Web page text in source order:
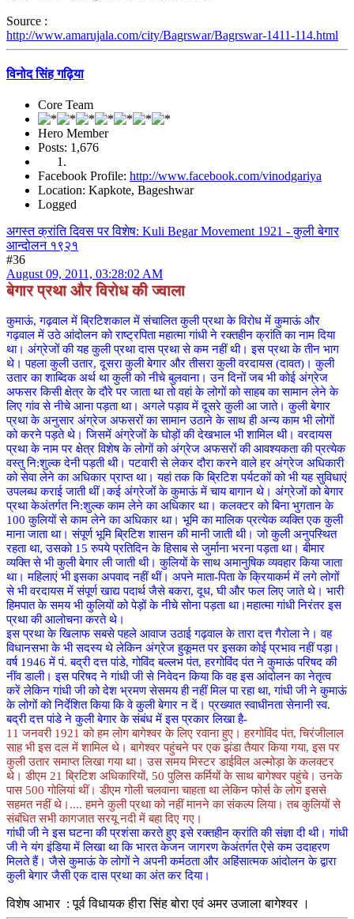
Source :
http://www.amarujala.com/city/Bagrswar/Bagrswar-1411-114.html
विनोद सिंह गढ़िया
Core Team
Hero Member
Posts: 1,676
Facebook Profile: http://www.facebook.com/vinodgariya
Location: Kapkote, Bageshwar
Logged
अगस्त क्रांति दिवस पर विशेष: Kuli Begar Movement 1921 - कुली बेगार
आन्दोलन १९२१
#36
August 09, 2011, 03:28:02 AM
बेगार प्रथा और विरोध की ज्वाला
कुमाऊं, गढ़वाल में ब्रिटिशकाल में संचालित कुली प्रथा के विरोध में कुमाऊं और
गढ़वाल में उठे आंदोलन को राष्ट्रपिता महात्मा गांधी ने रक्तहीन क्रांति का नाम दिया
था। अंग्रेजों की यह कुली प्रथा दास प्रथा से कम नहीं थी। इस प्रथा के तीन भाग
थे। पहला कुली उतार, दूसरा कुली बेगार और तीसरा कुली वरदायस (दावत)। कुली
उतार का शाब्दिक अर्थ था कुली को नीचे बुलवाना। उन दिनों जब भी कोई अंग्रेज
अफसर किसी क्षेत्र के दौरे पर जाता था तो वहां के लोगों को साहब का सामान लेने के
लिए गांव से नीचे आना पड़ता था। अगले पड़ाव में दूसरे कुली आ जाते। कुली बेगार
प्रथा के अनुसार अंग्रेज अफसरों का सामान उठाने के साथ ही अन्य काम भी लोगों
को करने पड़ते थे। जिसमें अंग्रेजों के घोड़ों की देखभाल भी शामिल थी। वरदायस
प्रथा के नाम पर क्षेत्र विशेष के लोगों को अंग्रेज अफसरों की आवश्यकता की प्रत्येक
वस्तु नि:शुल्क देनी पड़ती थी। पटवारी से लेकर दौरा करने वाले हर अंग्रेज अधिकारी
को सेवा लेने का अधिकार प्राप्त था। यहां तक कि ब्रिटिश पर्यटकों को भी यह सुविधाएं
उपलब्ध कराई जाती थीं।कई अंग्रेजों के कुमाऊं में चाय बागान थे। अंग्रेजों को बेगार
प्रथा केअंतर्गत नि:शुल्क काम लेने का अधिकार था। कलक्टर को बिना भुगतान के
100 कुलियों से काम लेने का अधिकार था। भूमि का मालिक प्रत्येक व्यक्ति एक कुली
माना जाता था। संपूर्ण भूमि ब्रिटिश शासन की मानी जाती थी। जो कुली अनुपस्थित
रहता था, उसको 15 रुपये प्रतिदिन के हिसाब से जुर्माना भरना पड़ता था। बीमार
व्यक्ति से भी कुली बेगार ली जाती थी। कुलियों के साथ अमानुषिक व्यवहार किया जाता
था। महिलाएं भी इसका अपवाद नहीं थीं। अपने माता-पिता के क्रियाकर्म में लगे लोगों
से भी वरदायस में संपूर्ण खाद्य पदार्थ जैसे बकरा, दूध, घी और फल लिए जाते थे। भारी
हिमपात के समय भी कुलियों को पेड़ों के नीचे सोना पड़ता था।महात्मा गांधी निरंतर इस
प्रथा की आलोचना करते थे।
इस प्रथा के खिलाफ सबसे पहले आवाज उठाई गढ़वाल के तारा दत्त गैरोला ने। वह
विधानसभा के भी सदस्य थे लेकिन अंग्रेज हुकूमत पर इसका कोई प्रभाव नहीं पड़ा।
वर्ष 1946 में पं. बद्री दत्त पांडे, गोविंद बल्लभ पंत, हरगोविंद पंत ने कुमाऊं परिषद की
नींव डाली। इस परिषद ने गांधी जी से निवेदन किया कि वह इस आंदोलन का नेतृत्व
करें लेकिन गांधी जी को देश भ्रमण सेसमय ही नहीं मिल पा रहा था, गांधी जी ने कुमाऊं
के लोगों को निर्देशित किया कि वे कुली बेगार न दें। प्रख्यात स्वाधीनता सेनानी स्व.
बद्री दत्त पांडे ने कुली बेगार के संबंध में इस प्रकार लिखा है-
11 जनवरी 1921 को हम लोग बागेश्वर के लिए रवाना हुए। हरगोविंद पंत, चिरंजीलाल
साह भी इस दल में शामिल थे। बागेश्वर पहुंचने पर एक झंडा तैयार किया गया, इस पर
कुली उतार समाप्त लिखा गया था। उस समय मिस्टर डाईविल अल्मोड़ा के कलक्टर
थे। डीएम 21 ब्रिटिश अधिकारियों, 50 पुलिस कर्मियों के साथ बागेश्वर पहुंचे। उनके
पास 500 गोलियां थीं। डीएम गोली चलवाना चाहता था लेकिन फोर्स के लोग इससे
सहमत नहीं थे।.... हमने कुली प्रथा को नहीं मानने का संकल्प लिया। तब कुलियों से
संबंधित सभी कागजात सरयू नदी में बहा दिए गए।
गांधी जी ने इस घटना की प्रशंसा करते हुए इसे रक्तहीन क्रांति की संज्ञा दी थी। गांधी
जी ने यंग इंडिया में लिखा था कि भारत केजन जागरण केअंतर्गत ऐसे कम उदाहरण
मिलते हैं। जैसे कुमाऊं के लोगों ने अपनी कर्मठता और अहिंसात्मक आंदोलन के द्वारा
कुली बेगार जैसी एक दास प्रथा का अंत कर दिया।
विशेष आभार : पूर्व विधायक हीरा सिंह बोरा एवं अमर उजाला बागेश्वर ।